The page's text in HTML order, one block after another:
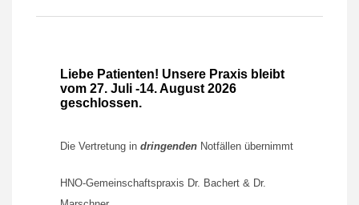
Liebe Patienten! Unsere Praxis bleibt
vom 27. Juli -14. August 2026
geschlossen.
Die Vertretung in dringenden Notfällen übernimmt
HNO-Gemeinschaftspraxis Dr. Bachert & Dr.